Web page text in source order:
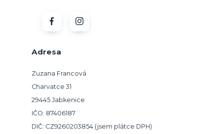
Adresa
Zuzana Francová
Charvatce 31
29445 Jabkenice
IČO: 87406187
DIČ: CZ9260203854 (jsem plátce DPH)